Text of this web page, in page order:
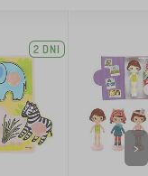
2 DNI
>